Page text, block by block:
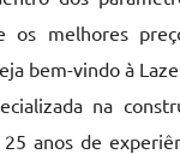
os melhores
bem-vindo à
na
anos de